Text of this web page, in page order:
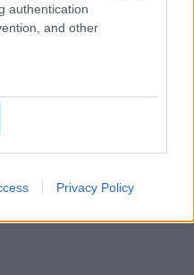
authentication
and other
Privacy Policy